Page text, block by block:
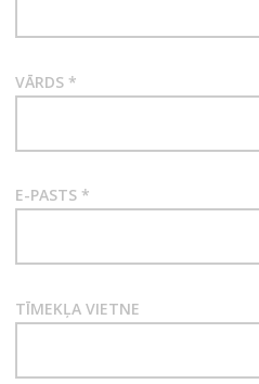
VĀRDS *
E-PASTS *
TĪMEKĻA VIETNE